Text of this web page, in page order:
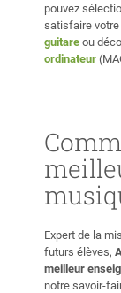
pouvez
satisfaire votre
guitare ou
ordinateur
Expert de la
futurs élèves,
meilleur
notre savoir-